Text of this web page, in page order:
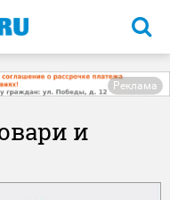
Реклама
и